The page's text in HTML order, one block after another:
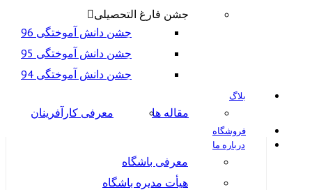
جشن فارغ التحصیلی
جشن دانش آموختگی 96
جشن دانش آموختگی 95
جشن دانش آموختگی 94
بلاگ
مقاله ها معرفی کارآفرینان
فروشگاه
درباره ما
معرفی باشگاه
هیأت مدیره باشگاه